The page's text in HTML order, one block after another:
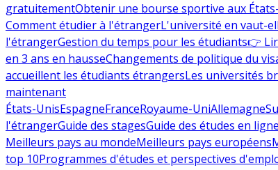
gratuitementObtenir une bourse sportive aux
Comment étudier à l'étrangerL'université en vaut-
l'étrangerGestion du temps pour les étudiants👉
en 3 ans en hausseChangements de politique du
accueillent les étudiants étrangersLes universités
maintenant
États-UnisEspagneFranceRoyaume-UniAllemagne
l'étrangerGuide des stagesGuide des études en ligne
Meilleurs pays au mondeMeilleurs pays européens
top 10Programmes d'études et perspectives